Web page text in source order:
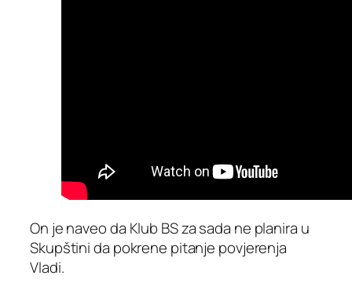
On je naveo da Klub BS za sada ne planira u
Skupštini da pokrene pitanje povjerenja
Vladi.